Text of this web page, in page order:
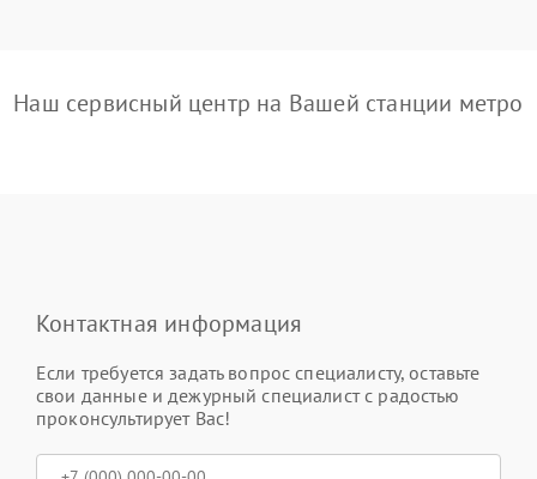
Наш сервисный центр на Вашей станции метро
Контактная информация
Если требуется задать вопрос специалисту, оставьте
свои данные и дежурный специалист с радостью
проконсультирует Вас!